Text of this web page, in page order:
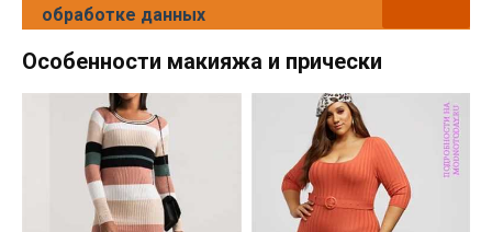
обработке данных
Особенности макияжа и прически